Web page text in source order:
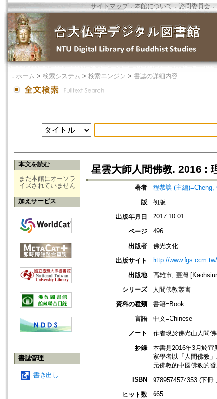
サイトマップ．本館について ． 諮問委員会 ．
． ホーム > 検索システム > 検索エンジン > 書誌の詳細内容
本文を読む
まだ本館にオーソラ
イズされていません
加えサービス
書誌管理
書き出し
星雲大師人間佛教. 2016 :
著者
程恭讓 (主編)=Cheng,
版
初版
出版年月日
2017.10.01
ページ 496
出版者
佛光文化
出版サイト
http://
出版地
高雄市, 臺灣
シリーズ
人間佛教叢書
資料の種類
書籍=Book
言語
中文=Chinese
ノート
作者現於佛光山人間
抄録
本書是2016年3月於
家學者以「人間佛教
元佛教的中國佛教的
ISBN
9789574574353 (下冊
ヒット数
665